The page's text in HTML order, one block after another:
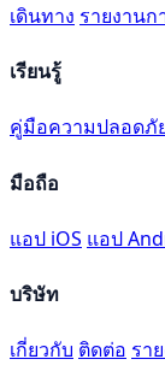
เดินทาง รายงานก
เรียนรู้
คู่มือความปลอดภั
มือถือ
แอป iOS แอป
บริษัท
เกี่ยวกับ ติดต่อ รา